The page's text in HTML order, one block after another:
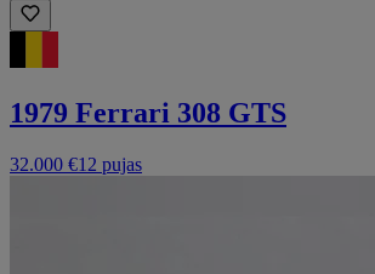
1979 Ferrari 308 GTS
32.000 €12 pujas